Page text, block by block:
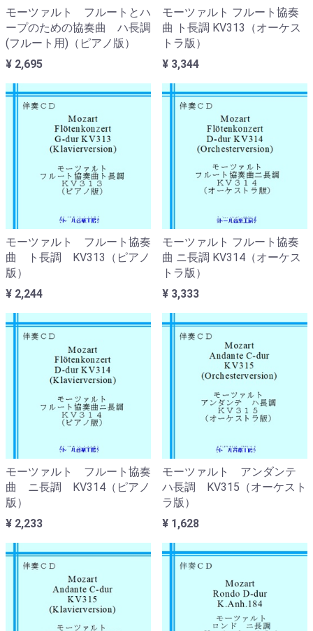
モーツァルト フルートとハ
ープのための協奏曲 ハ長調
(フルート用)（ピアノ版）
¥ 2,695
モーツァルト フルート協奏
曲 ト長調 KV313（オーケス
トラ版）
¥ 3,344
モーツァルト フルート協奏
曲 ト長調 KV313（ピアノ
版）
¥ 2,244
モーツァルト フルート協奏
曲 ニ長調 KV314（オーケス
トラ版）
¥ 3,333
モーツァルト フルート協奏
曲 ニ長調 KV314（ピアノ
版）
¥ 2,233
モーツァルト アンダンテ
ハ長調 KV315（オーケスト
ラ版）
¥ 1,628